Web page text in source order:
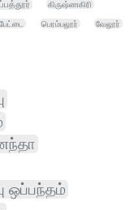
கிருஷ்ணகிரி
பெரம்பலூர் வேலூர்
ஒப்பந்தம்